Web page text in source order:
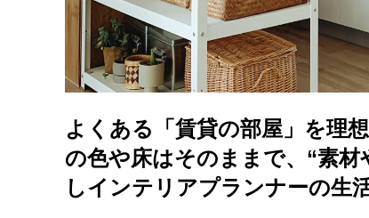
よくある「賃貸の部屋」を理
の色や床はそのままで、“素
しインテリアプランナーの生